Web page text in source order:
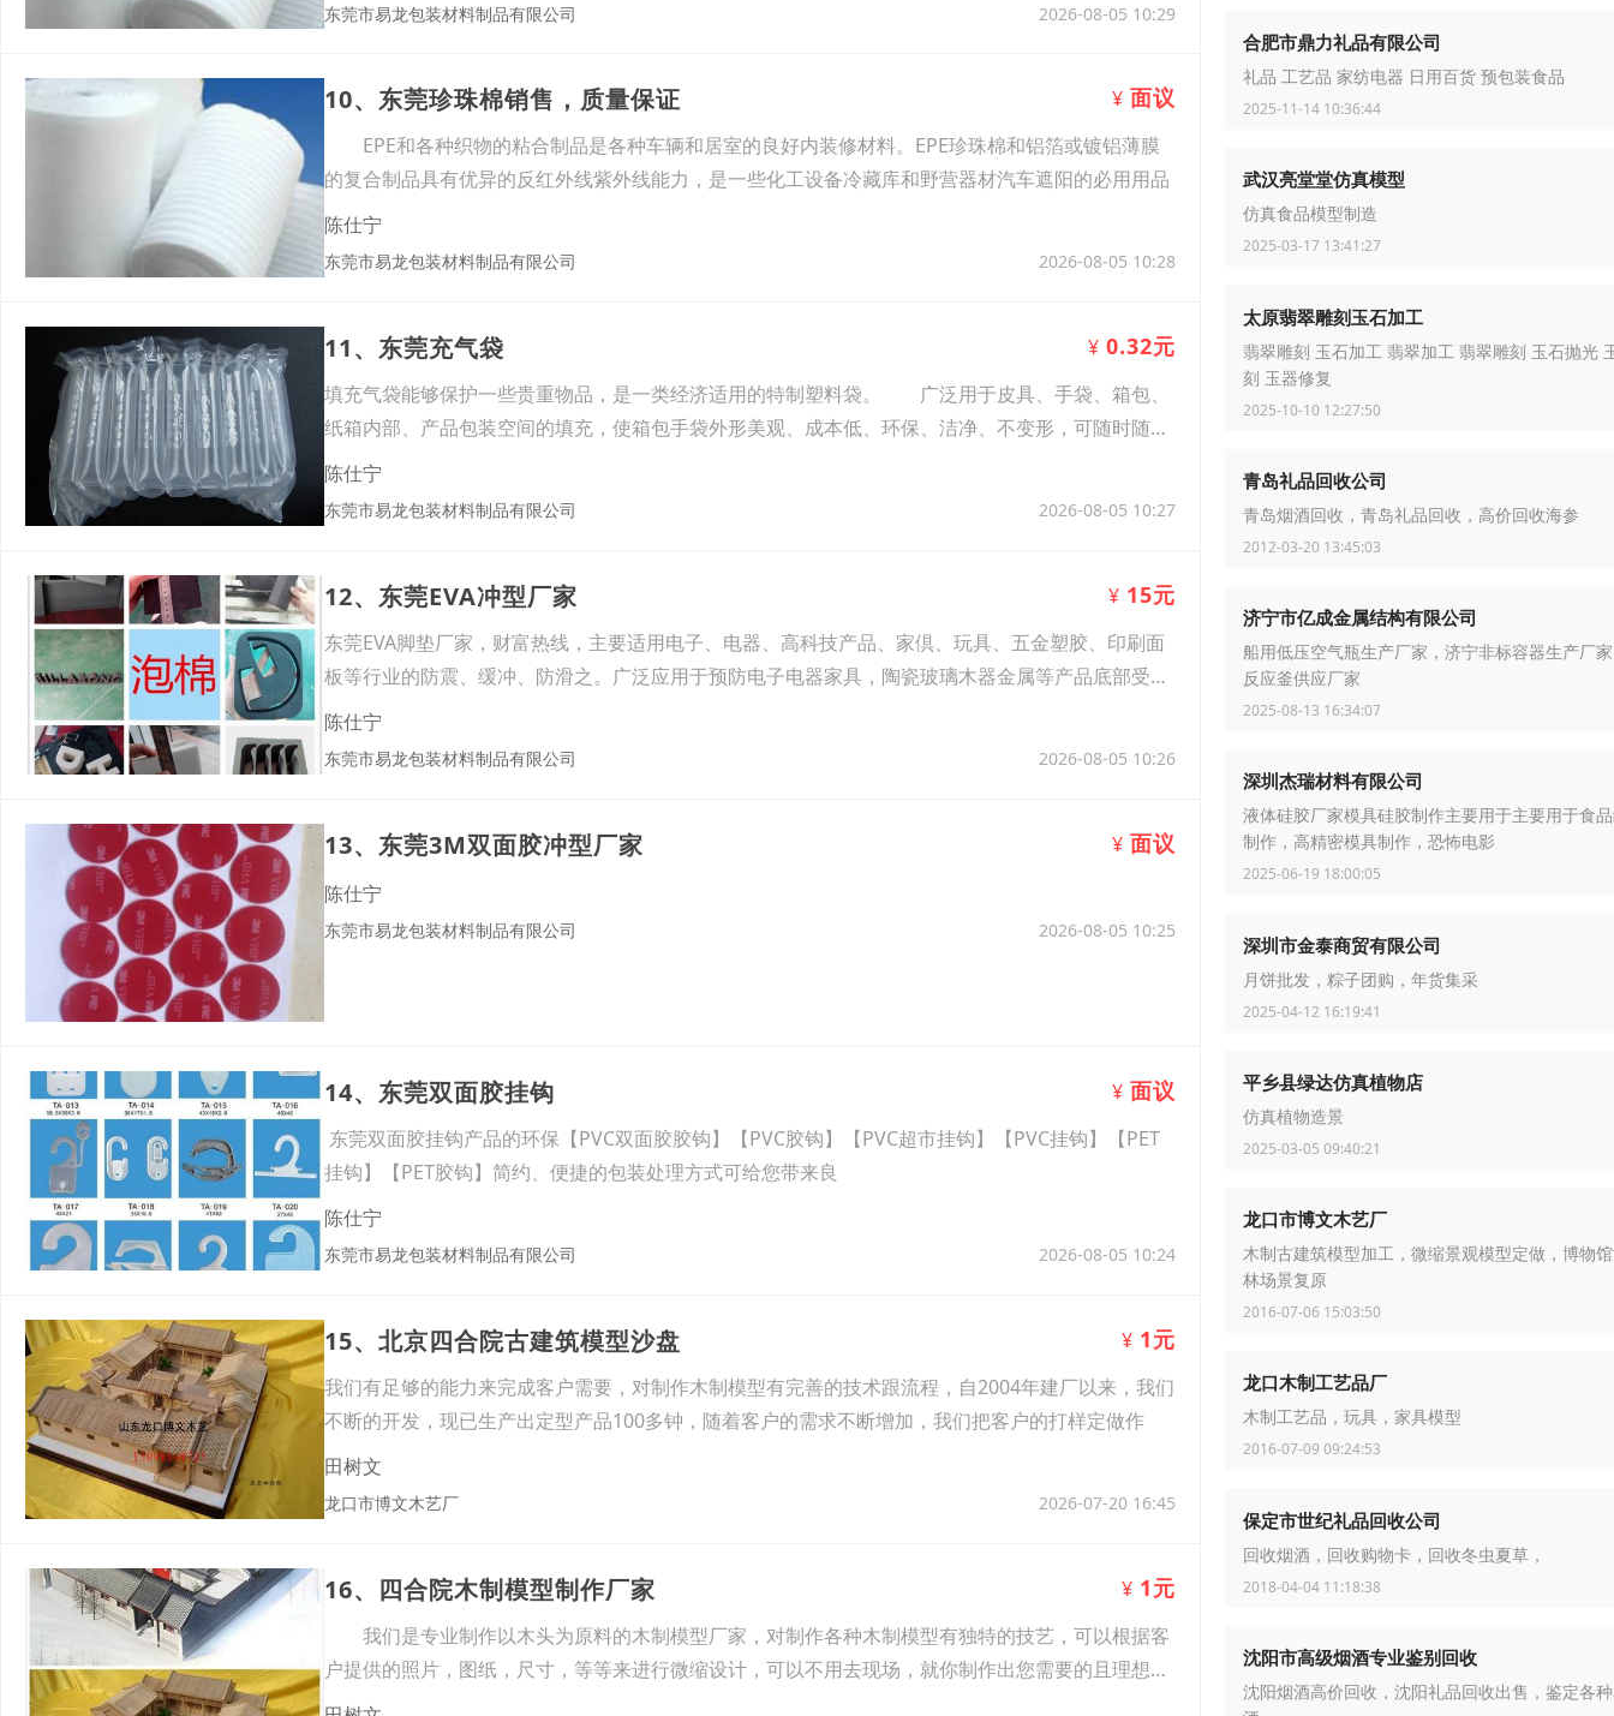
东莞市易龙包装材料制品有限公司 2026-08-05 10:29
10、东莞珍珠棉销售，质量保证 ¥ 面议
EPE和各种织物的粘合制品是各种车辆和居室的良好内装修材料。EPE珍珠棉和铝箔或镀铝薄膜
的复合制品具有优异的反红外线紫外线能力，是一些化工设备冷藏库和野营器材汽车遮阳的必用用品
陈仕宁
东莞市易龙包装材料制品有限公司 2026-08-05 10:28
11、东莞充气袋 ¥ 0.32元
填充气袋能够保护一些贵重物品，是一类经济适用的特制塑料袋。 广泛用于皮具、手袋、箱包、
纸箱内部、产品包装空间的填充，使箱包手袋外形美观、成本低、环保、洁净、不变形，可随时随地
进行
陈仕宁
东莞市易龙包装材料制品有限公司 2026-08-05 10:27
12、东莞EVA冲型厂家 ¥ 15元
东莞EVA脚垫厂家，财富热线，主要适用电子、电器、高科技产品、家倶、玩具、五金塑胶、印刷面
板等行业的防震、缓冲、防滑之。广泛应用于预防电子电器家具，陶瓷玻璃木器金属等产品底部受到
磨
陈仕宁
东莞市易龙包装材料制品有限公司 2026-08-05 10:26
13、东莞3M双面胶冲型厂家 ¥ 面议
陈仕宁
东莞市易龙包装材料制品有限公司 2026-08-05 10:25
14、东莞双面胶挂钩 ¥ 面议
东莞双面胶挂钩产品的环保【PVC双面胶胶钩】【PVC胶钩】【PVC超市挂钩】【PVC挂钩】【PET
挂钩】【PET胶钩】简约、便捷的包装处理方式可给您带来良
陈仕宁
东莞市易龙包装材料制品有限公司 2026-08-05 10:24
15、北京四合院古建筑模型沙盘 ¥ 1元
我们有足够的能力来完成客户需要，对制作木制模型有完善的技术跟流程，自2004年建厂以来，我们
不断的开发，现已生产出定型产品100多钟，随着客户的需求不断增加，我们把客户的打样定做作
田树文
龙口市博文木艺厂 2026-07-20 16:45
16、四合院木制模型制作厂家 ¥ 1元
我们是专业制作以木头为原料的木制模型厂家，对制作各种木制模型有独特的技艺，可以根据客
户提供的照片，图纸，尺寸，等等来进行微缩设计，可以不用去现场，就你制作出您需要的且理想的
模型
合肥市鼎力礼品有限公司
礼品 工艺品 家纺电器 日用百货 预包装食品
2025-11-14 10:36:44
武汉亮堂堂仿真模型
仿真食品模型制造
2025-03-17 13:41:27
太原翡翠雕刻玉石加工
翡翠雕刻 玉石加工 翡翠加工 翡翠雕刻 玉石抛光
刻 玉器修复
2025-10-10 12:27:50
青岛礼品回收公司
青岛烟酒回收，青岛礼品回收，高价回收海参
2012-03-20 13:45:03
济宁市亿成金属结构有限公司
船用低压空气瓶生产厂家，济宁非标容器生产厂
反应釜供应厂家
2025-08-13 16:34:07
深圳杰瑞材料有限公司
液体硅胶厂家模具硅胶制作主要用于主要用于食
制作，高精密模具制作，恐怖电影
2025-06-19 18:00:05
深圳市金泰商贸有限公司
月饼批发，粽子团购，年货集采
2025-04-12 16:19:41
平乡县绿达仿真植物店
仿真植物造景
2025-03-05 09:40:21
龙口市博文木艺厂
木制古建筑模型加工，微缩景观模型定做，博物
林场景复原
2016-07-06 15:03:50
龙口木制工艺品厂
木制工艺品，玩具，家具模型
2016-07-09 09:24:53
保定市世纪礼品回收公司
回收烟酒，回收购物卡，回收冬虫夏草，
2018-04-04 11:18:38
沈阳市高级烟酒专业鉴别回收
沈阳烟酒高价回收，沈阳礼品回收出售，鉴定各